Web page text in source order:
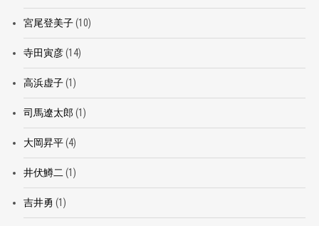
宮尾登美子(10)
寺田寅彦(14)
高浜虚子(1)
司馬遼太郎 (1)
大岡昇平(4)
井伏鱒二(1)
吉井勇 (1)